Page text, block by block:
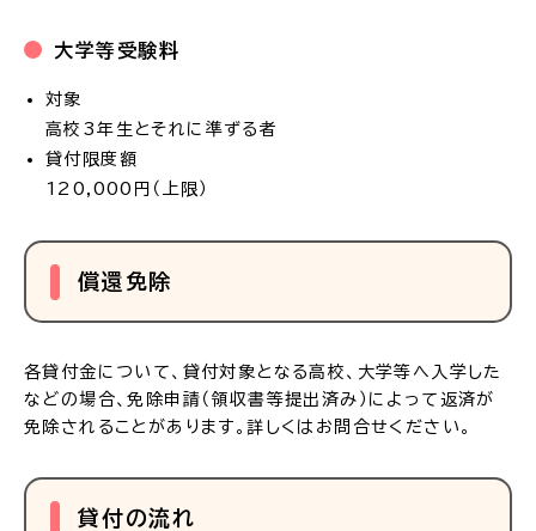
大学等受験料
対象
高校3年生とそれに準ずる者
貸付限度額
120,000円（上限）
償還免除
各貸付金について、貸付対象となる高校、大学等へ入学した
などの場合、免除申請（領収書等提出済み）によって返済が
免除されることがあります。詳しくはお問合せください。
貸付の流れ